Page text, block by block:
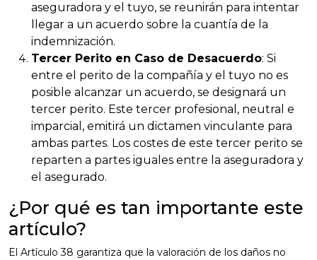
aseguradora y el tuyo, se reunirán para intentar
llegar a un acuerdo sobre la cuantía de la
indemnización.
Tercer Perito en Caso de Desacuerdo: Si
entre el perito de la compañía y el tuyo no es
posible alcanzar un acuerdo, se designará un
tercer perito. Este tercer profesional, neutral e
imparcial, emitirá un dictamen vinculante para
ambas partes. Los costes de este tercer perito se
reparten a partes iguales entre la aseguradora y
el asegurado.
¿Por qué es tan importante este
artículo?
El Artículo 38 garantiza que la valoración de los daños no